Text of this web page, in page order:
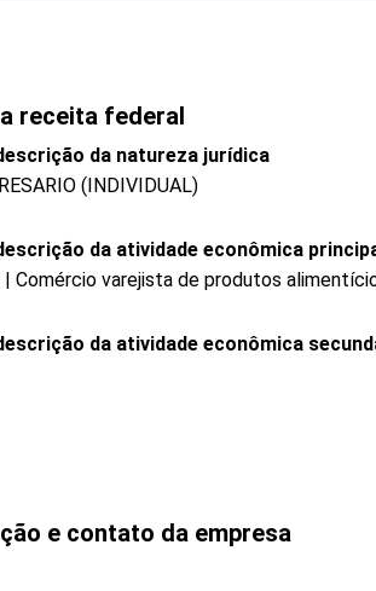
receita federal
da natureza jurídica
(INDIVIDUAL)
da atividade econômica
Comércio varejista de produtos
da atividade econômica
e contato da empresa